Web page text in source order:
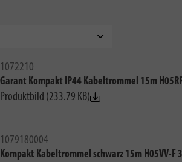
1072210
Garant Kompakt IP44 Kabeltrommel 15m
Produktbild (233.79 KB)
1079180004
Kompakt Kabeltrommel schwarz 15m H05VV-F